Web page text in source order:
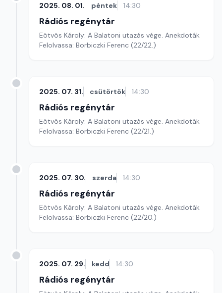
2025. 08. 01. péntek 14:30
Rádiós regénytár
Eötvös Károly: A Balatoni utazás vége. Anekdoták
Felolvassa: Borbiczki Ferenc (22/22.)
2025. 07. 31. csütörtök 14:30
Rádiós regénytár
Eötvös Károly: A Balatoni utazás vége. Anekdoták
Felolvassa: Borbiczki Ferenc (22/21.)
2025. 07. 30. szerda 14:30
Rádiós regénytár
Eötvös Károly: A Balatoni utazás vége. Anekdoták
Felolvassa: Borbiczki Ferenc (22/20.)
2025. 07. 29. kedd 14:30
Rádiós regénytár